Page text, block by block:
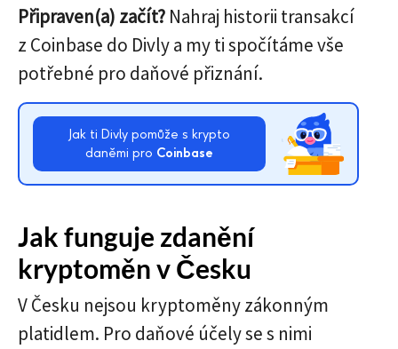
Připraven(a) začít? Nahraj historii transakcí
z Coinbase do Divly a my ti spočítáme vše
potřebné pro daňové přiznání.
Jak ti Divly pomůže s krypto
daněmi pro Coinbase
Jak funguje zdanění
kryptoměn v Česku
V Česku nejsou kryptoměny zákonným
platidlem. Pro daňové účely se s nimi